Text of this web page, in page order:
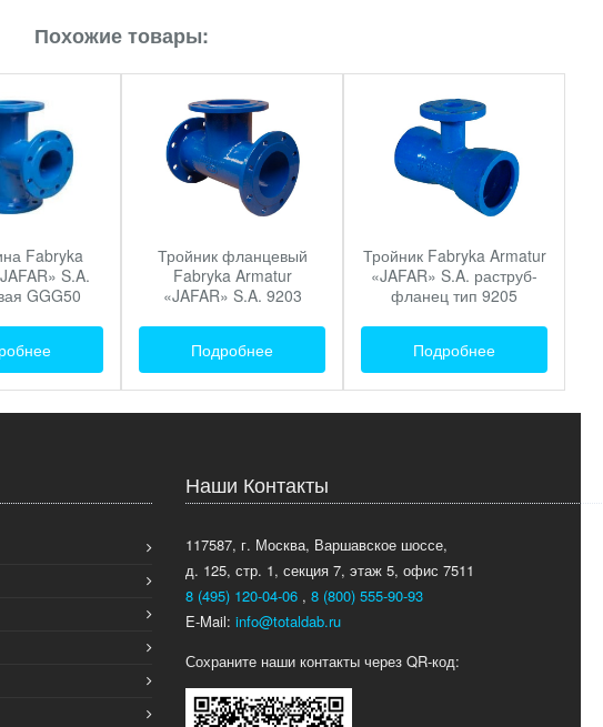
Похожие товары:
Fabryka
S.A.
GGG50
Тройник фланцевый
Fabryka Armatur
«JAFAR» S.A. 9203
Подробнее
Тройник Fabryka Armatur
«JAFAR» S.A. раструб-
фланец тип 9205
Подробнее
Наши Контакты
117587, г. Москва, Варшавское шоссе,
д. 125, стр. 1, секция 7, этаж 5, офис 7511
8 (495) 120-04-06 ,8 (800) 555-90-93
E-Mail:info@totaldab.ru
Сохраните наши контакты через QR-код: